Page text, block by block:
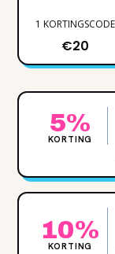
1 KORTINGSCODE
€20
5%
KORTING
10%
KORTING